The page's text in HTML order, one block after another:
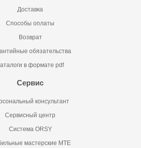
Доставка
Способы оплаты
Возврат
обязательства
в формате pdf
Сервис
консультант
Сервисный центр
Система ORSY
мастерские MTE